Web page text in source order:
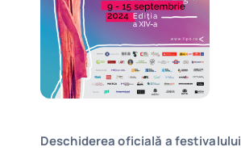
Deschiderea oficială a festivalului